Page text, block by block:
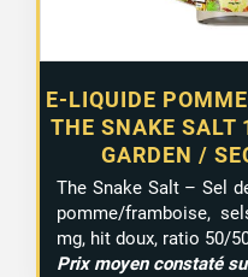
E-LIQUIDE
THE SNAKE SALT
GARDEN /
The Snake Salt – Sel
pomme/framboise,
mg, hit doux, ratio 50/
Prix moyen constaté